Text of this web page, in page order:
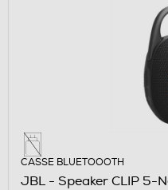
CASSE BLUETOOOTH
JBL - Speaker CLIP 5-